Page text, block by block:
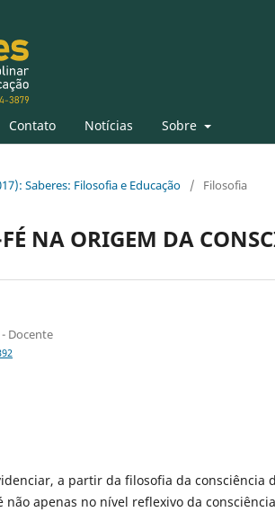
Contato Notícias Sobre
Saberes: Filosofia e Educação / Filosofia
NA ORIGEM DA
Docente
a partir da filosofia da consciência
não apenas no nível reflexivo da